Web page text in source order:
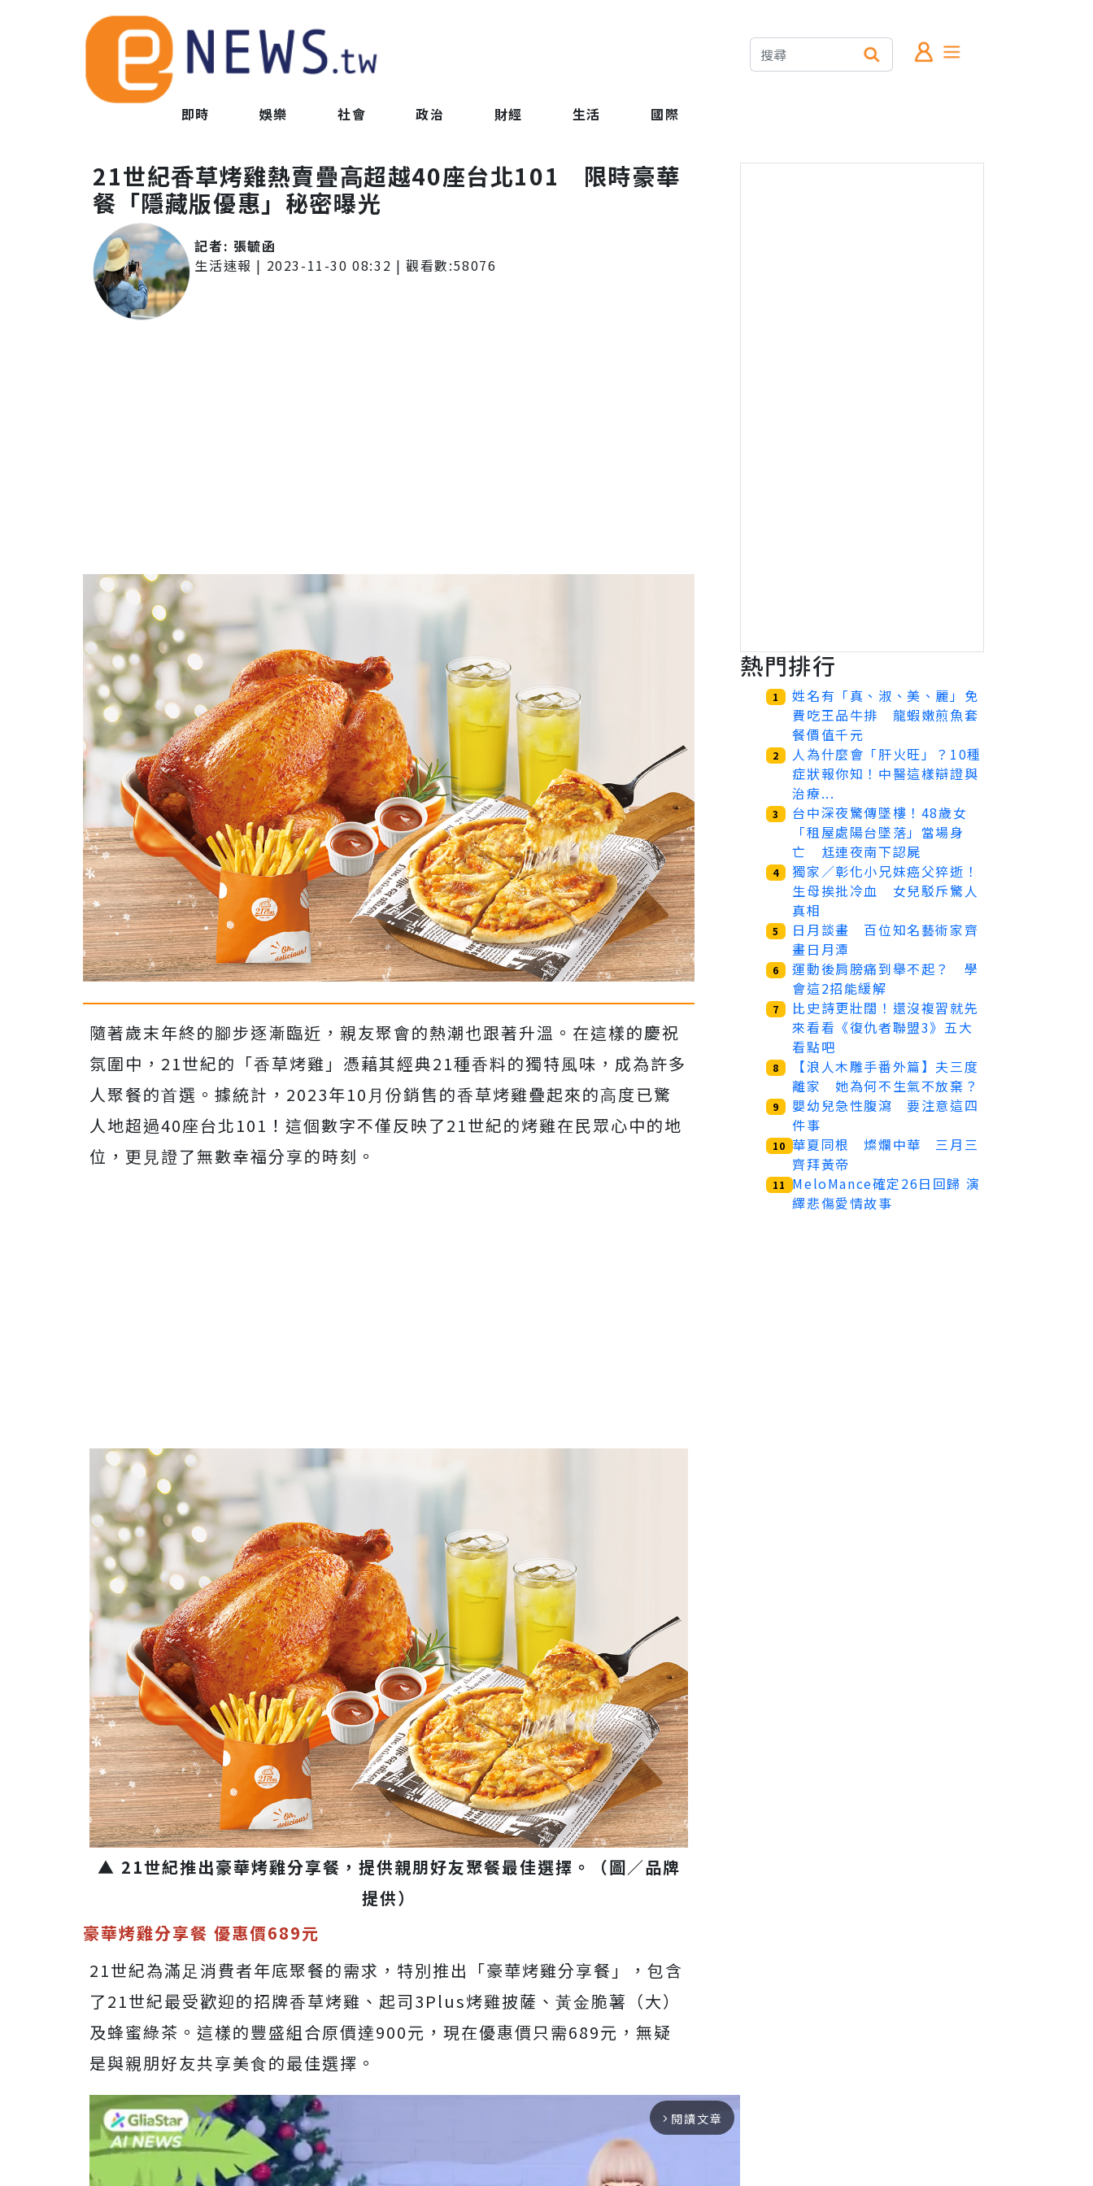
即時 娛樂 社會 政治 財經 生活 國際
21世紀⾹草烤雞熱賣疊⾼超越40座台北101 限時豪華
餐「隱藏版優惠」秘密曝光
記者: 張毓函
生活速報 | 2023-11-30 08:32 | 觀看數:58076
隨著歲末年終的腳步逐漸臨近，親友聚會的熱潮也跟著升溫。在這樣的慶祝
氛圍中，21世紀的「⾹草烤雞」憑藉其經典21種⾹料的獨特⾵味，成為許多
⼈聚餐的⾸選。據統計，2023年10⽉份銷售的⾹草烤雞疊起來的⾼度已驚
⼈地超過40座台北101！這個數字不僅反映了21世紀的烤雞在民眾⼼中的地
位，更⾒證了無數幸福分享的時刻。
▲ 21世紀推出豪華烤雞分享餐，提供親朋好友聚餐最佳選擇。（圖／品牌
提供）
豪華烤雞分享餐 優惠價689元
21世紀為滿⾜消費者年底聚餐的需求，特別推出「豪華烤雞分享餐」，包含
了21世紀最受歡迎的招牌⾹草烤雞、起司3Plus烤雞披薩、⿈⾦脆薯（⼤）
及蜂蜜綠茶。這樣的豐盛組合原價達900元，現在優惠價只需689元，無疑
是與親朋好友共享美⾷的最佳選擇。
arrow_forward_ios 閱讀文章
熱門排行
1
姓名有「真、淑、美、麗」免
費吃王品牛排 龍蝦嫩煎魚套
餐價值千元
2
人為什麼會「肝火旺」？10種
症狀報你知！中醫這樣辯證與
治療...
3
台中深夜驚傳墜樓！48歲女
「租屋處陽台墜落」當場身
亡 尪連夜南下認屍
4
獨家／彰化小兄妹癌父猝逝！
生母挨批冷血 女兒駁斥驚人
真相
5
日月談畫 百位知名藝術家齊
畫日月潭
6
運動後肩膀痛到舉不起？ 學
會這2招能緩解
7
比史詩更壯闊！還沒複習就先
來看看《復仇者聯盟3》五大
看點吧
8
【浪人木雕手番外篇】夫三度
離家 她為何不生氣不放棄？
9
嬰幼兒急性腹瀉 要注意這四
件事
10 華夏同根 燦爛中華 三月三
齊拜黃帝
11
MeloMance確定26日回歸 演
繹悲傷愛情故事